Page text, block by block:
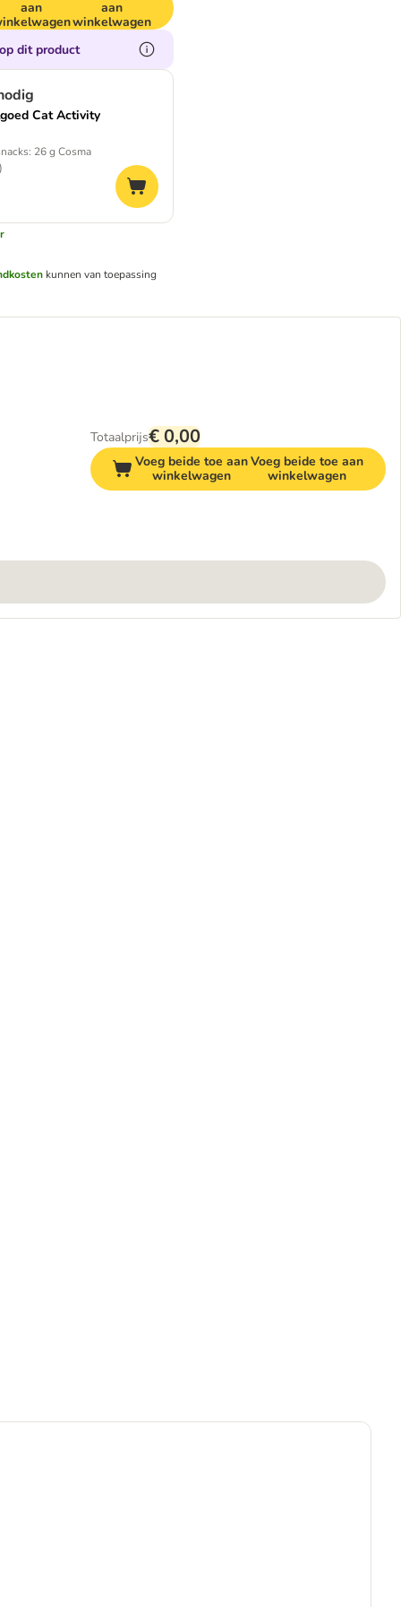
aan
aan
winkelwagen
dit product
Cat Activity
26 g Cosma
kunnen van toepassing
Totaalprijs€ 0,00
Voeg beide toe aan
winkelwagen
Voeg beide toe aan
winkelwagen